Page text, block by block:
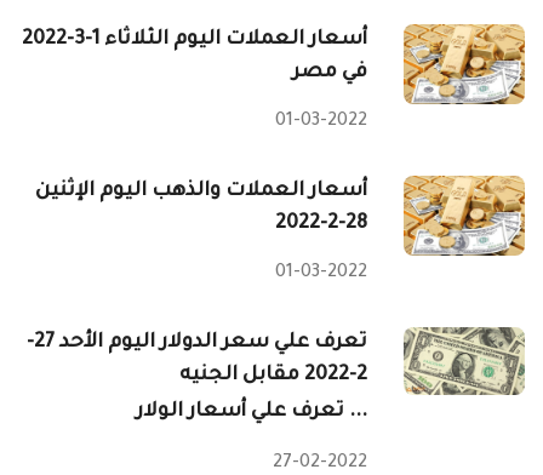
أسعار العملات اليوم الثلاثاء 1-3-2022
في مصر
01-03-2022
أسعار العملات والذهب اليوم الإثنين
28-2-2022
01-03-2022
تعرف علي سعر الدولار اليوم الأحد 27-
2-2022 مقابل الجنيه
تعرف علي أسعار الولار ...
27-02-2022